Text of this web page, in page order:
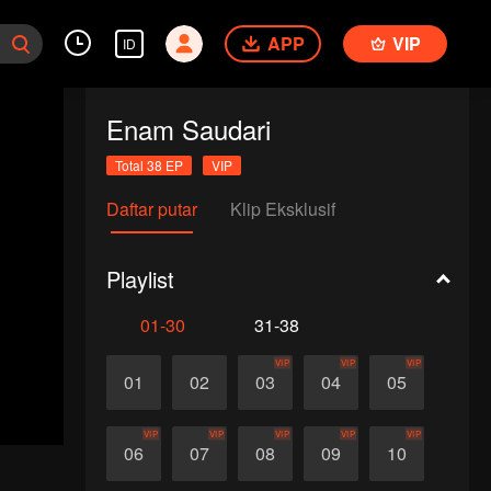
ID APP VIP
Enam Saudari
Total 38 EP VIP
Daftar putar Klip Eksklusif
Playlist
01-30 31-38
01 02 03
VIP
04
VIP
05
VIP
06
VIP
07
VIP
08
VIP
09
VIP
10
VIP